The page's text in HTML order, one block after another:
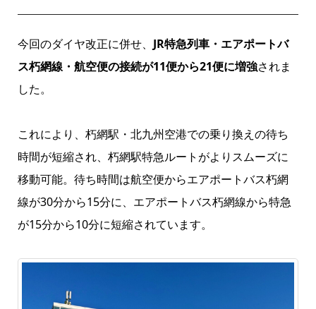
今回のダイヤ改正に併せ、 JR特急列車・エアポートバ
ス朽網線・航空便の接続が11便から21便に増強されま
した。
これにより、朽網駅・北九州空港での乗り換えの待ち
時間が短縮され、朽網駅特急ルートがよりスムーズに
移動可能。待ち時間は航空便からエアポートバス朽網
線が30分から15分に、エアポートバス朽網線から特急
が15分から10分に短縮されています。